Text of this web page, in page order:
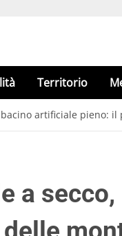
Territorio
artificiale pieno:
a